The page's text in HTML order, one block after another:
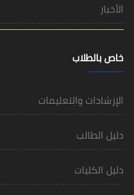
الأخبار
خاص بالطلاب
الإرشادات والتعليمات
دليل الطالب
دليل الكليات